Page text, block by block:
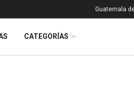
Guatemala
CATEGORÍAS